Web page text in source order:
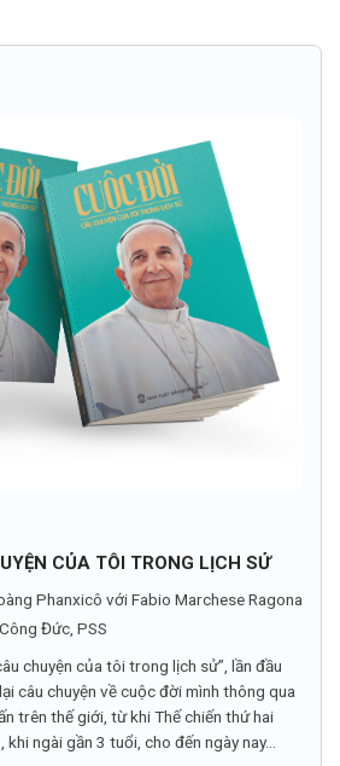
CỦA TÔI TRONG LỊCH SỬ
Phanxicô với Fabio Marchese Ragona
Đức, PSS
chuyện của tôi trong lịch sử”, lần đầu
câu chuyện về cuộc đời mình thông qua
trên thế giới, từ khi Thế chiến thứ hai
ngài gần 3 tuổi, cho đến ngày nay...